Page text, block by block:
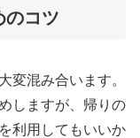
のコツ
変混み合います。
しますが、帰りの
利用してもいいか